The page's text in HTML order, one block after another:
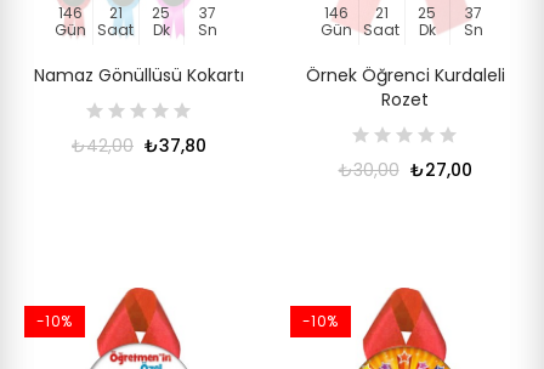
146
Gün
21
Saat
25
Dk
36
Sn
Namaz Gönüllüsü Kokartı
₺42,00 ₺37,80
146
Gün
21
Saat
25
Dk
36
Sn
Örnek Öğrenci Kurdaleli
Rozet
₺30,00 ₺27,00
-10% -10%